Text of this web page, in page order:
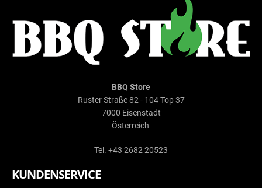
BBQ Store
Ruster Straße 82 - 104 Top 37
7000 Eisenstadt
Österreich
Tel. +43 2682 20523
KUNDENSERVICE